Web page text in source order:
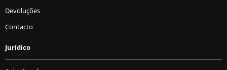
Devoluções
Contacto
Jurídico